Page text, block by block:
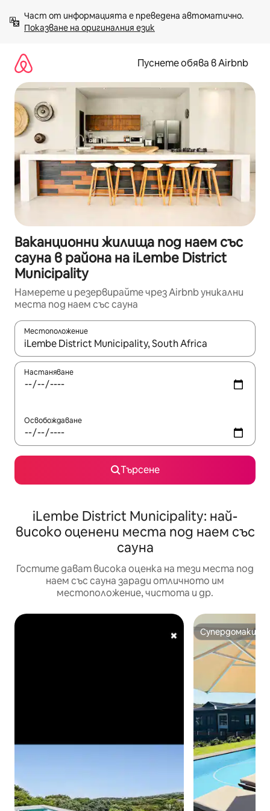
към
съдържанието
Показване на оригиналния език
Пуснете обява в Airbnb
Ваканционни жилища под наем със
сауна в района на iLembe District
Municipality
Намерете и резервирайте чрез Airbnb уникални
места под наем със сауна
Местоположение
Когато резултатите се покажат, използвайте
Настаняване
Освобождаване
Търсене
iLembe District Municipality: най-
високо оценени места под наем със
сауна
Гостите дават висока оценка на тези места под
наем със сауна заради отличното им
местоположение, чистота и др.
Супердомакин
Супердомакин